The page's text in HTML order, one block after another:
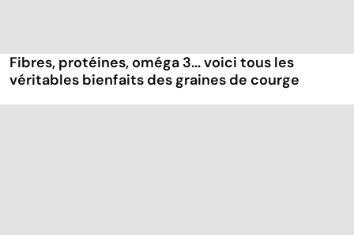
Fibres, protéines, oméga 3... voici tous les
véritables bienfaits des graines de courge